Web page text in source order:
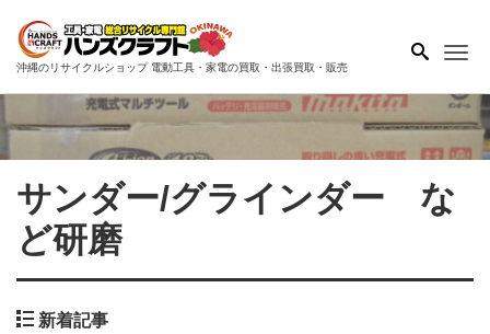
沖縄のリサイクルショップ 電動工具・家電の買取・出張買取・販売
サンダー/グラインダー な
ど研磨
新着記事